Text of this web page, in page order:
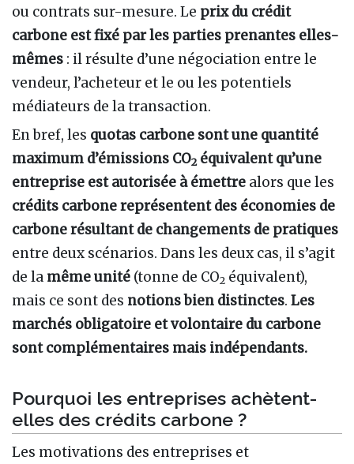
ou contrats sur-mesure. Le prix du crédit
carbone est fixé par les parties prenantes elles-
mêmes : il résulte d’une négociation entre le
vendeur, l’acheteur et le ou les potentiels
médiateurs de la transaction.
En bref, les quotas carbone sont une quantité
maximum d’émissions CO2 équivalent qu’une
entreprise est autorisée à émettre alors que les
crédits carbone représentent des économies de
carbone résultant de changements de pratiques
entre deux scénarios. Dans les deux cas, il s’agit
de la même unité (tonne de CO2 équivalent),
mais ce sont des notions bien distinctes. Les
marchés obligatoire et volontaire du carbone
sont complémentaires mais indépendants.
Pourquoi les entreprises achètent-
elles des crédits carbone ?
Les motivations des entreprises et